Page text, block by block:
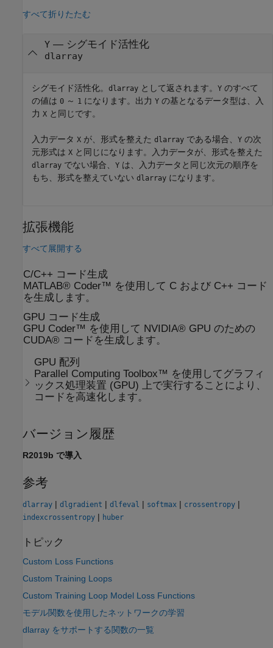
すべて折りたたむ
Y— シグモイド活性化
dlarray
シグモイド活性化。 dlarray として返されます。 Y のすべて
の値は 0 ～ 1 になります。出力 Y の基となるデータ型は、入
力 X と同じです。
入力データ X が、形式を整えた dlarray である場合、 Y の次
元形式は X と同じになります。入力データが、形式を整えた
dlarray でない場合、 Y は、入力データと同じ次元の順序を
もち、形式を整えていない dlarray になります。
拡張機能
すべて展開する
C/C++ コード生成
MATLAB® Coder™ を使用して C および C++ コード
を生成します。
GPU コード生成
GPU Coder™ を使用して NVIDIA® GPU のための
CUDA® コードを生成します。
GPU 配列
Parallel Computing Toolbox™ を使用してグラフィ
ックス処理装置 (GPU) 上で実行することにより、
コードを高速化します。
バージョン履歴
R2019b で導入
参考
dlarray | dlgradient | dlfeval | softmax | crossentropy |
indexcrossentropy | huber
トピック
Custom Loss Functions
Custom Training Loops
Custom Training Loop Model Loss Functions
モデル関数を使用したネットワークの学習
dlarray をサポートする関数の一覧